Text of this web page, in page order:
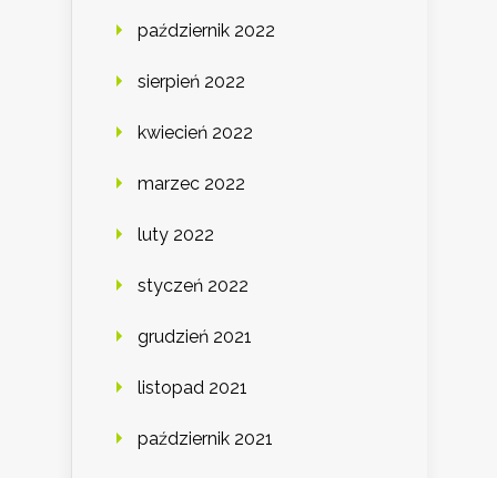
październik 2022
sierpień 2022
kwiecień 2022
marzec 2022
luty 2022
styczeń 2022
grudzień 2021
listopad 2021
październik 2021